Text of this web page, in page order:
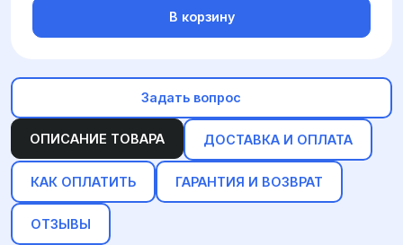
ОПИСАНИЕ ТОВАРА ДОСТАВКА И ОПЛАТА
КАК ОПЛАТИТЬ ГАРАНТИЯ И ВОЗВРАТ
ОТЗЫВЫ
В корзину
Задать вопрос